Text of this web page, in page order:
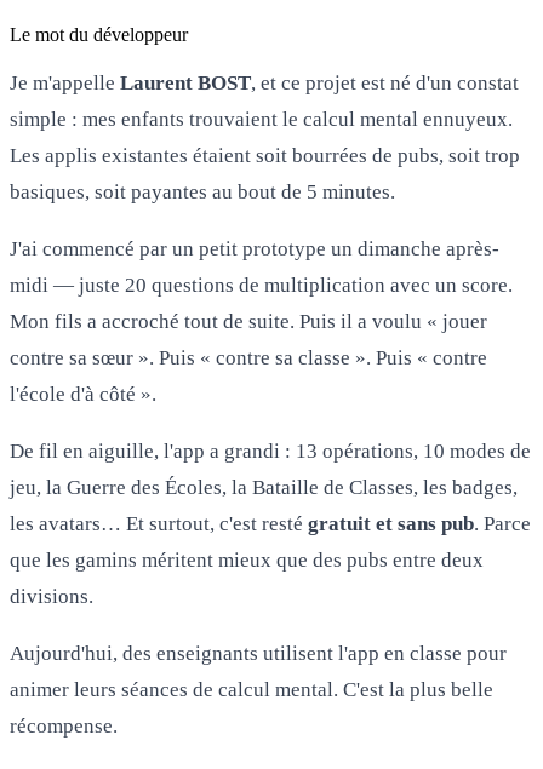
Le mot du développeur
Je m'appelle Laurent BOST, et ce projet est né d'un constat
simple : mes enfants trouvaient le calcul mental ennuyeux.
Les applis existantes étaient soit bourrées de pubs, soit trop
basiques, soit payantes au bout de 5 minutes.
J'ai commencé par un petit prototype un dimanche après-
midi — juste 20 questions de multiplication avec un score.
Mon fils a accroché tout de suite. Puis il a voulu « jouer
contre sa sœur ». Puis « contre sa classe ». Puis « contre
l'école d'à côté ».
De fil en aiguille, l'app a grandi : 13 opérations, 10 modes de
jeu, la Guerre des Écoles, la Bataille de Classes, les badges,
les avatars… Et surtout, c'est resté gratuit et sans pub. Parce
que les gamins méritent mieux que des pubs entre deux
divisions.
Aujourd'hui, des enseignants utilisent l'app en classe pour
animer leurs séances de calcul mental. C'est la plus belle
récompense.